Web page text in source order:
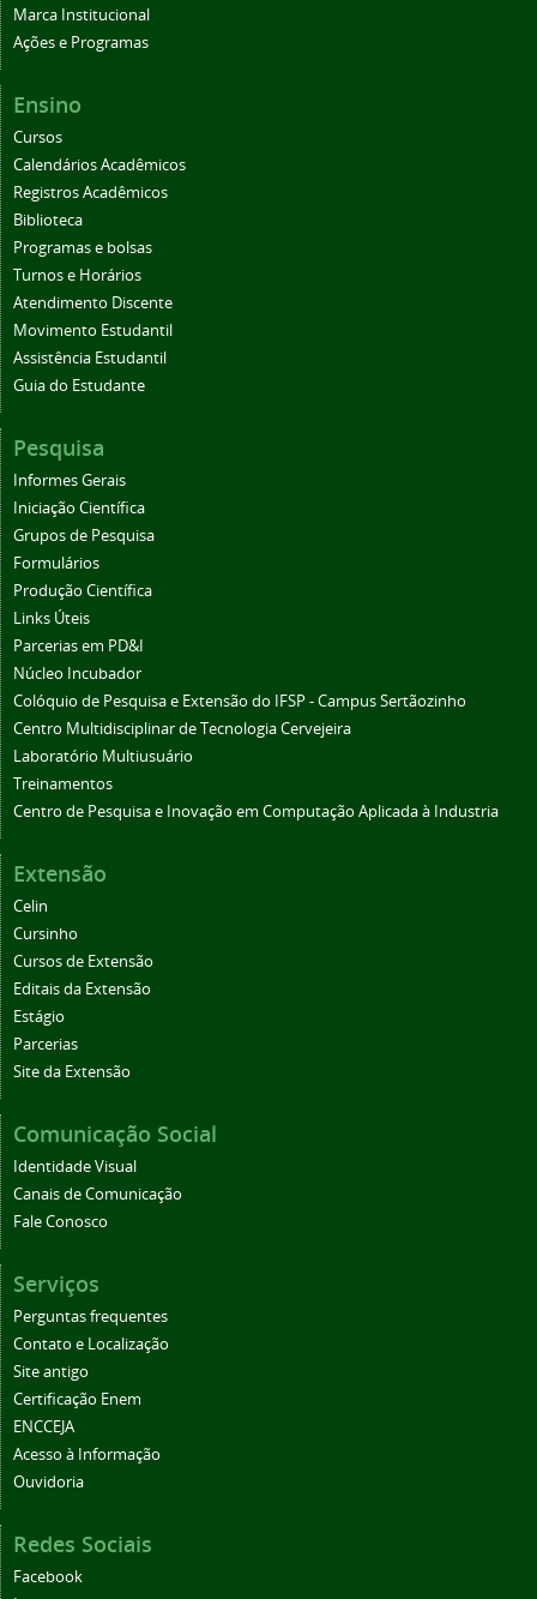
Marca Institucional
Ações e Programas
Ensino
Cursos
Calendários Acadêmicos
Registros Acadêmicos
Biblioteca
Programas e bolsas
Turnos e Horários
Atendimento Discente
Movimento Estudantil
Assistência Estudantil
Guia do Estudante
Pesquisa
Informes Gerais
Iniciação Científica
Grupos de Pesquisa
Formulários
Produção Científica
Links Úteis
Parcerias em PD&I
Núcleo Incubador
Colóquio de Pesquisa e Extensão do IFSP - Campus Sertãozinho
Centro Multidisciplinar de Tecnologia Cervejeira
Laboratório Multiusuário
Treinamentos
Centro de Pesquisa e Inovação em Computação Aplicada à Industria
Extensão
Celin
Cursinho
Cursos de Extensão
Editais da Extensão
Estágio
Parcerias
Site da Extensão
Comunicação Social
Identidade Visual
Canais de Comunicação
Fale Conosco
Serviços
Perguntas frequentes
Contato e Localização
Site antigo
Certificação Enem
ENCCEJA
Acesso à Informação
Ouvidoria
Redes Sociais
Facebook